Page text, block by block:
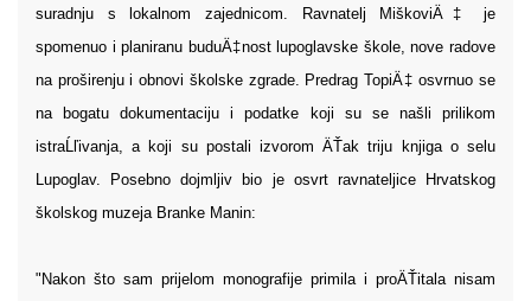
suradnju s lokalnom zajednicom. Ravnatelj MiškoviÄ‡ je
spomenuo i planiranu buduÄ‡nost lupoglavske škole, nove radove
na proširenju i obnovi školske zgrade. Predrag TopiÄ‡ osvrnuo se
na bogatu dokumentaciju i podatke koji su se našli prilikom
istraĹľivanja, a koji su postali izvorom ÄŤak triju knjiga o selu
Lupoglav. Posebno dojmljiv bio je osvrt ravnateljice Hrvatskog
školskog muzeja Branke Manin:
"Nakon što sam prijelom monografije primila i proÄŤitala nisam